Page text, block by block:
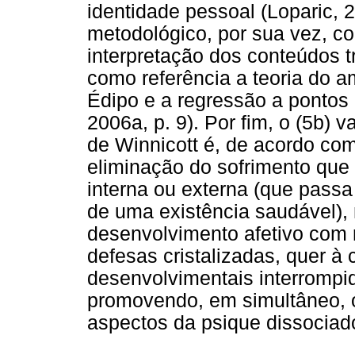
identidade pessoal (Loparic,
metodológico, por sua vez,
interpretação dos conteúdos
como referência a teoria do
Édipo e a regressão a
2006a, p. 9). Por fim, o (5b)
de Winnicott é, de acordo
eliminação do sofrimento
interna ou externa (que
de uma existência
desenvolvimento afetivo
defesas cristalizadas, quer à
desenvolvimentais
promovendo, em
aspectos da psique